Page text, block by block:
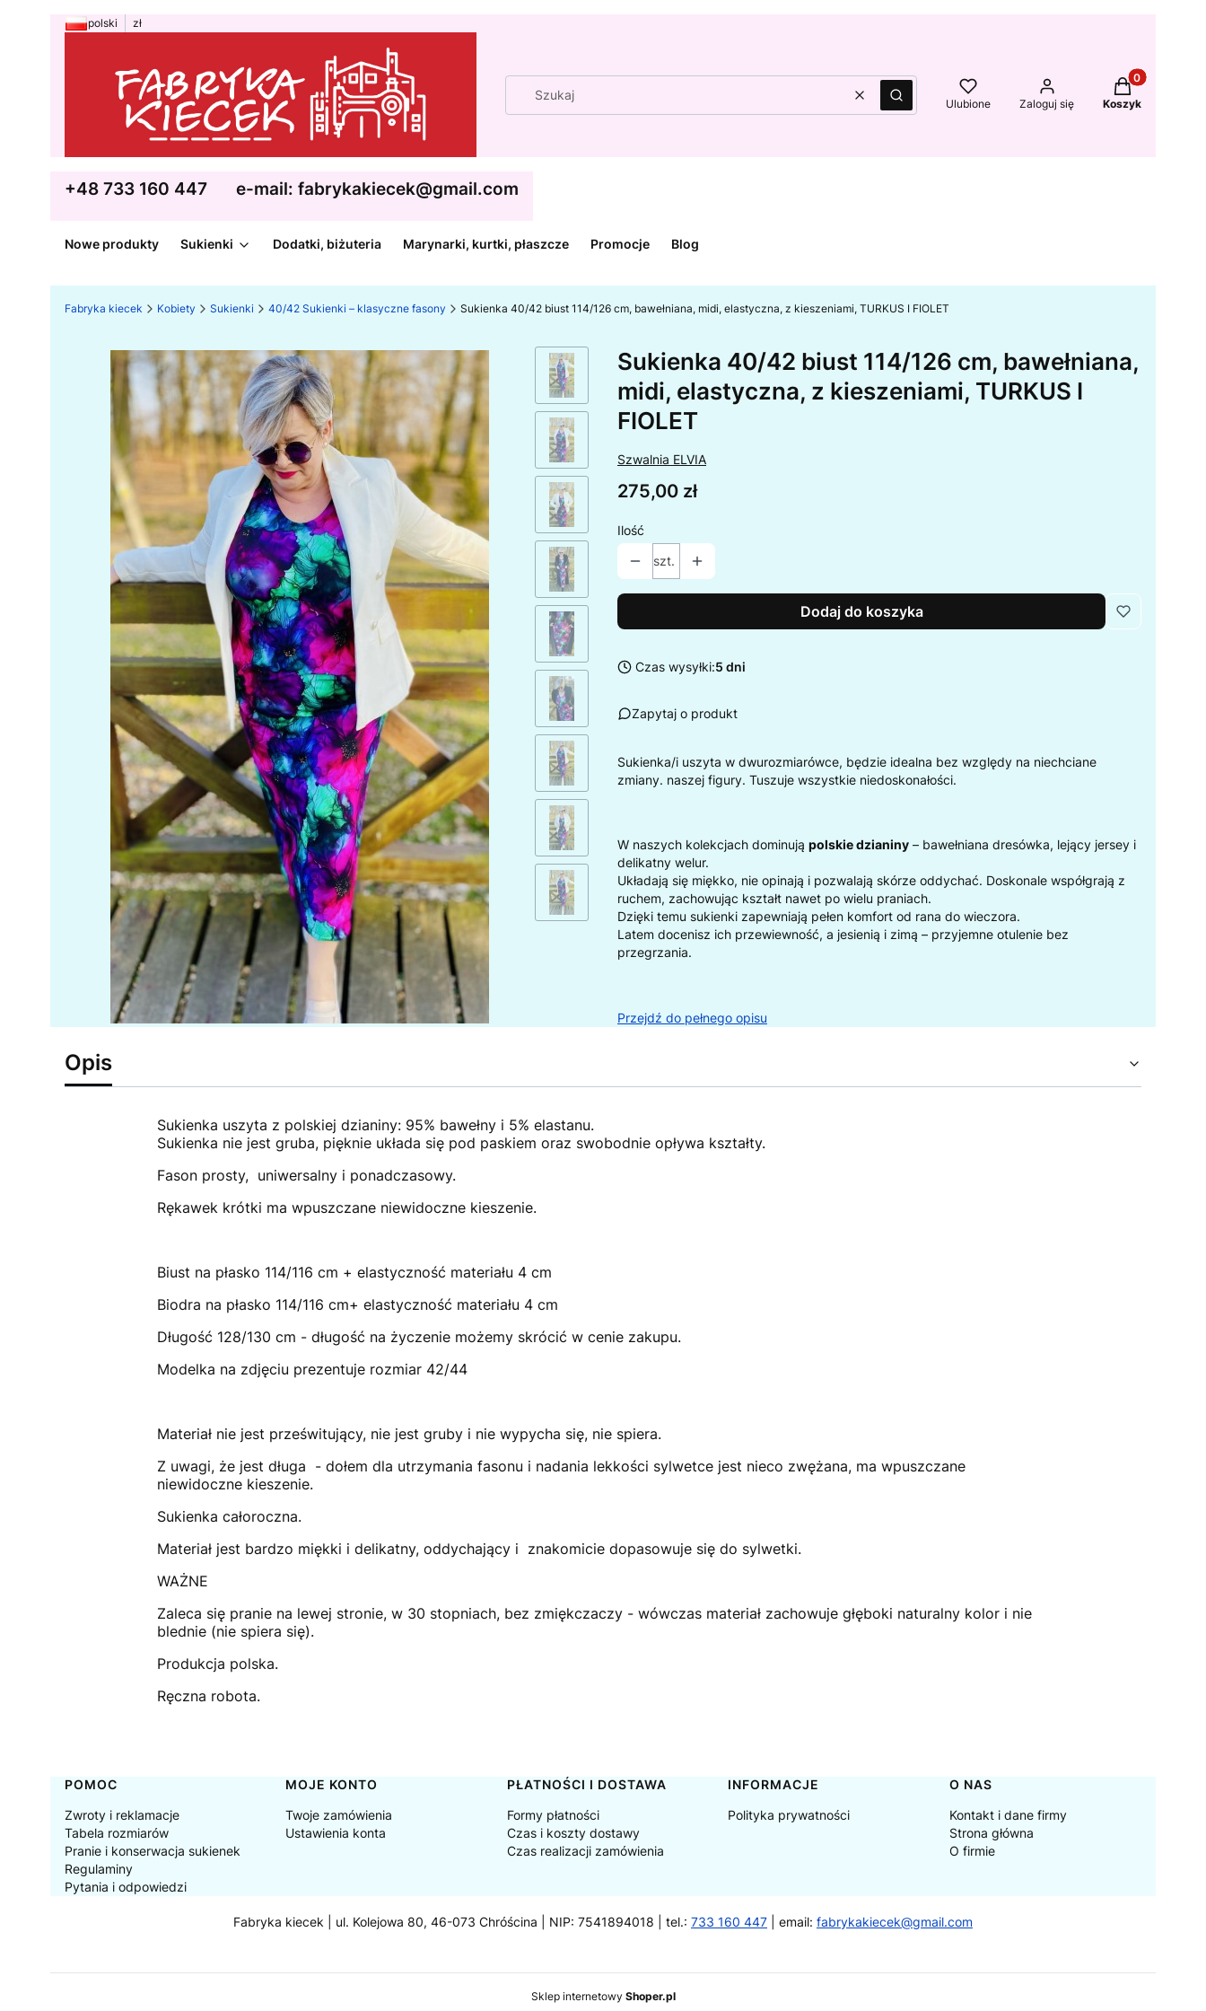
polski zł
WyczyśćSzukaj Ulubione Zaloguj się
Produkty w
Koszyk
+48 733 160 447 e-mail: fabrykakiecek@gmail.com
Nowe produkty Sukienki Dodatki, biżuteria Marynarki, kurtki, płaszcze Promocje Blog
Fabryka kiecek Kobiety Sukienki 40/42 Sukienki – klasyczne fasony Sukienka 40/42 biust 114/126 cm, bawełniana, midi, elastyczna, z kieszeniami, TURKUS I FIOLET
Sukienka 40/42 biust 114/126 cm, bawełniana,
midi, elastyczna, z kieszeniami, TURKUS I
FIOLET
Szwalnia ELVIA
Cena
275,00 zł
Ilość
szt.
Dodaj do koszyka
Czas wysyłki:5 dni
Zapytaj o produkt
Sukienka/i uszyta w dwurozmiarówce, będzie idealna bez względy na niechciane
zmiany. naszej figury. Tuszuje wszystkie niedoskonałości.
W naszych kolekcjach dominują polskie dzianiny – bawełniana dresówka, lejący jersey i
delikatny welur.
Układają się miękko, nie opinają i pozwalają skórze oddychać. Doskonale współgrają z
ruchem, zachowując kształt nawet po wielu praniach.
Dzięki temu sukienki zapewniają pełen komfort od rana do wieczora.
Latem docenisz ich przewiewność, a jesienią i zimą – przyjemne otulenie bez
przegrzania.
Przejdź do pełnego opisu
Opis
Sukienka uszyta z polskiej dzianiny: 95% bawełny i 5% elastanu.
Sukienka nie jest gruba, pięknie układa się pod paskiem oraz swobodnie opływa kształty.
Fason prosty, uniwersalny i ponadczasowy.
Rękawek krótki ma wpuszczane niewidoczne kieszenie.
Biust na płasko 114/116 cm + elastyczność materiału 4 cm
Biodra na płasko 114/116 cm+ elastyczność materiału 4 cm
Długość 128/130 cm - długość na życzenie możemy skrócić w cenie zakupu.
Modelka na zdjęciu prezentuje rozmiar 42/44
Materiał nie jest prześwitujący, nie jest gruby i nie wypycha się, nie spiera.
Z uwagi, że jest długa - dołem dla utrzymania fasonu i nadania lekkości sylwetce jest nieco zwężana, ma wpuszczane
niewidoczne kieszenie.
Sukienka całoroczna.
Materiał jest bardzo miękki i delikatny, oddychający i znakomicie dopasowuje się do sylwetki.
WAŻNE
Zaleca się pranie na lewej stronie, w 30 stopniach, bez zmiękczaczy - wówczas materiał zachowuje głęboki naturalny kolor i nie
blednie (nie spiera się).
Produkcja polska.
Ręczna robota.
Linki w stopce
POMOC
Zwroty i reklamacje
Tabela rozmiarów
Pranie i konserwacja sukienek
Regulaminy
Pytania i odpowiedzi
MOJE KONTO
Twoje zamówienia
Ustawienia konta
PŁATNOŚCI I DOSTAWA
Formy płatności
Czas i koszty dostawy
Czas realizacji zamówienia
INFORMACJE
Polityka prywatności
O NAS
Kontakt i dane firmy
Strona główna
O firmie
Fabryka kiecek | ul. Kolejowa 80, 46-073 Chróścina | NIP: 7541894018 | tel.: 733 160 447 | email: fabrykakiecek@gmail.com
Sklep internetowy Shoper.pl